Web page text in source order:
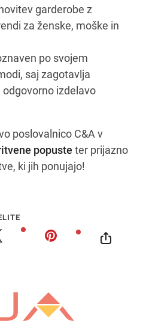
garderobe z
za ženske, moške in
po svojem
saj zagotavlja
izdelavo
poslovalnico C&A v
popuste ter prijazno
ki jih ponujajo!